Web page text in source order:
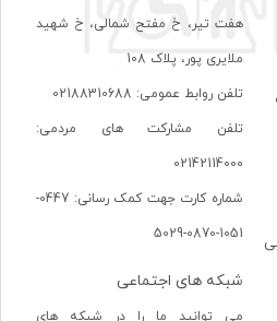
هفت تير، خ مفتح شمالی، خ شهيد
ملايری پور، پلاک 108
تلفن روابط عمومی: 02188310688
تلفن مشارکت های مردمی:
02142114000
شماره کارت جهت کمک رسانی: 0447-
1051-0870-5029
شبکه های اجتماعی
می توانید ما را در شبکه های